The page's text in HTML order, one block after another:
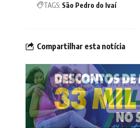
TAGS: São Pedro do Ivaí
Compartilhar esta notícia